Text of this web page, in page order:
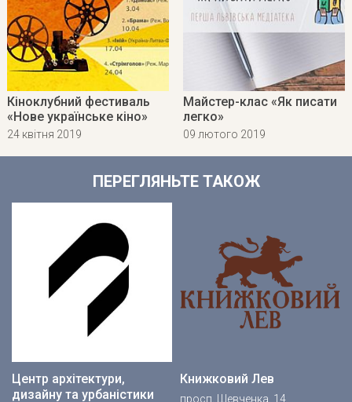
Кіноклубний фестиваль
«Нове українське кіно»
24 квітня 2019
Майстер-клас «Як писати
легко»
09 лютого 2019
ПЕРЕГЛЯНЬТЕ ТАКОЖ
Центр архітектури,
дизайну та урбаністики
Книжковий Лев
просп. Шевченка, 14